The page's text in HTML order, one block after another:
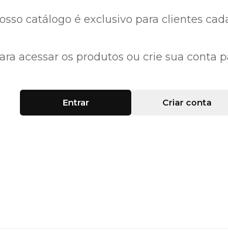
catálogo é exclusivo para clientes
acessar os produtos ou crie sua conta
Entrar Criar conta